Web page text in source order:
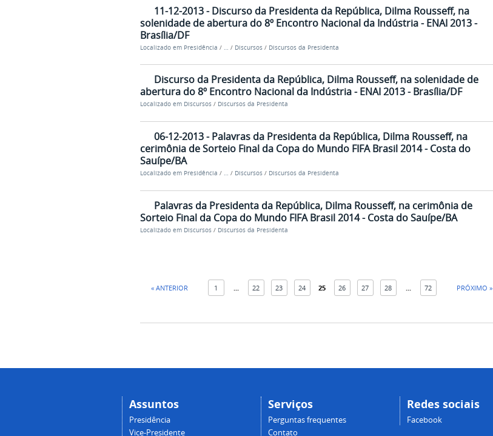
11-12-2013 - Discurso da Presidenta da República, Dilma Rousseff, na
solenidade de abertura do 8º Encontro Nacional da Indústria - ENAI 2013 -
Brasília/DF
Localizado em Presidência / … / Discursos / Discursos da Presidenta
Discurso da Presidenta da República, Dilma Rousseff, na solenidade de
abertura do 8º Encontro Nacional da Indústria - ENAI 2013 - Brasília/DF
Localizado em Discursos / Discursos da Presidenta
06-12-2013 - Palavras da Presidenta da República, Dilma Rousseff, na
cerimônia de Sorteio Final da Copa do Mundo FIFA Brasil 2014 - Costa do
Sauípe/BA
Localizado em Presidência / … / Discursos / Discursos da Presidenta
Palavras da Presidenta da República, Dilma Rousseff, na cerimônia de
Sorteio Final da Copa do Mundo FIFA Brasil 2014 - Costa do Sauípe/BA
Localizado em Discursos / Discursos da Presidenta
« ANTERIOR 1 22 23 24 25 26 27 28 72 PRÓXIMO »
Assuntos
Presidência
Vice-Presidente
Serviços
Perguntas frequentes
Contato
Redes sociais
Facebook